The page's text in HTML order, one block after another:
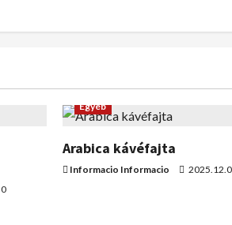
0
Egyéb
Arabica kávéfajta
Informacio Informacio